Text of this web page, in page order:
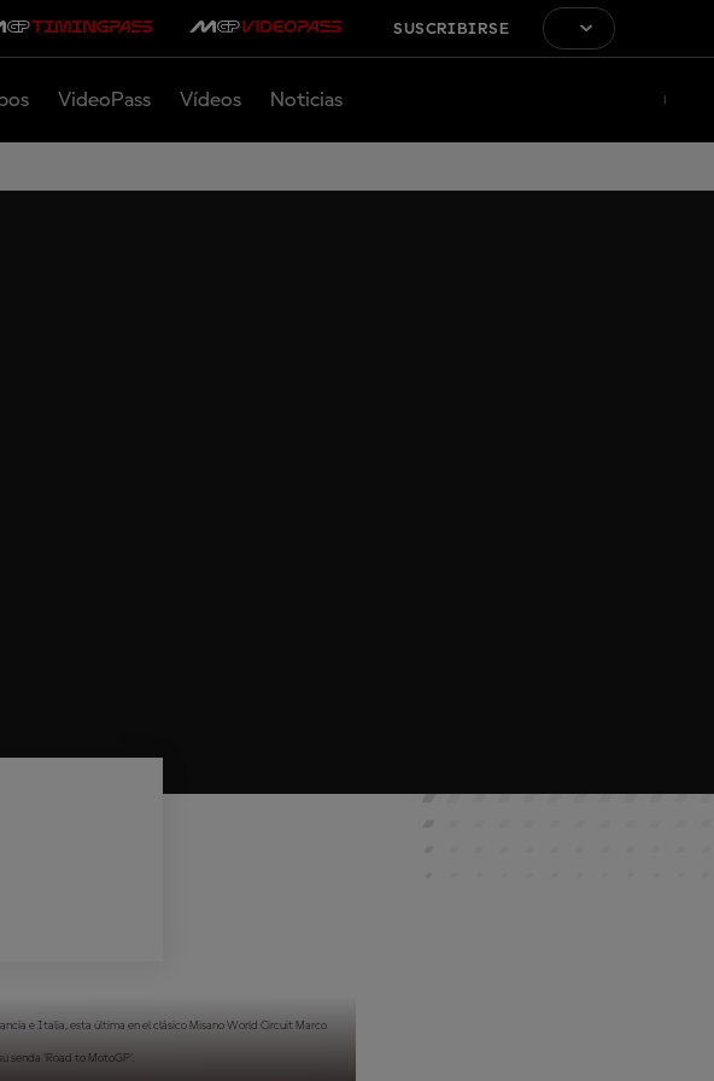
SUSCRIBIRSE
VideoPass Vídeos Noticias
e Italia, esta última en el clásico Misano World Circuit Marco
senda 'Road to MotoGP'.